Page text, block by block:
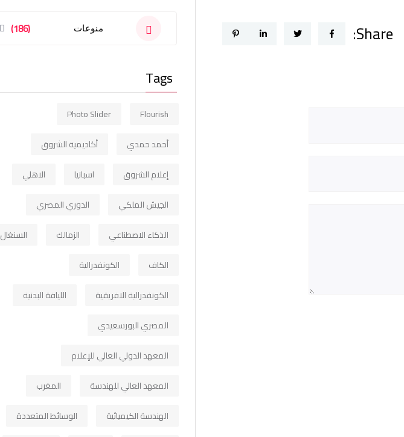
Share: منوعات (186)
Tags
Flourish
Photo Slider
أحمد حمدي
أكاديمية الشروق
إعلام الشروق
اسبانيا
الاهلي
الجيش الملكي
الدوري المصري
الذكاء الاصطناعي
الزمالك
السنغال
الكاف
الكونفدرالية
الكونفدرالية الافريقية
اللياقة البدنية
المصري البورسعيدي
المعهد الدولي العالي للإعلام
المعهد العالي للهندسة
المغرب
الهندسة الكيميائية
الوسائط المتعددة